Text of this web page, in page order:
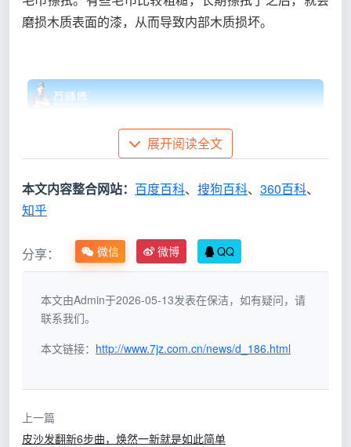
磨损木质表面的漆，从而导致内部木质损坏。
二、经常打蜡实木家具
打蜡是个保护家具的最佳方法，如果实木的材质比
使用的蜡尽可能比较清爽，如果是一段时间后打一次，
那么用相对比较厚的蜡。但是也需要避开阴雨天气，阴
雨天气，蜡没有办法干透，就有可能对木质造成损伤。
展开阅读全文
本文内容整合网站： 百度百科、 搜狗百科、 360百科、
知乎
分享： 微信 微博 QQ
本文由Admin于2026-05-13发表在保洁，如有疑问，请
联系我们。
本文链接： http://www.7jz.com.cn/news/d_186.html
上一篇
皮沙发翻新6步曲，焕然一新就是如此简单